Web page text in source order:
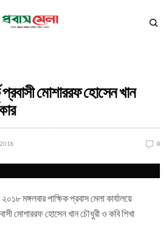
প্রবাসী মোশাররফ হোসেন খান
0
মঙ্গলবার পাক্ষিক প্রবাস মেলা কার্যালয়ে
মোশাররফ হোসেন খান চৌধুরী ও কবি শিখা